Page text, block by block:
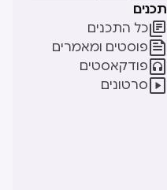
תכנים
כל התכנים
פוסטים ומאמרים
פודקאסטים
סרטונים